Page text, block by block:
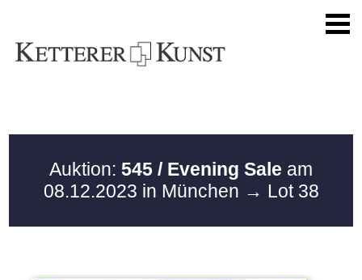
Auktion: 545 / Evening Sale am
08.12.2023 in München → Lot 38